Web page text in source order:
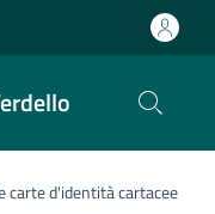
carte d'identità cartacee